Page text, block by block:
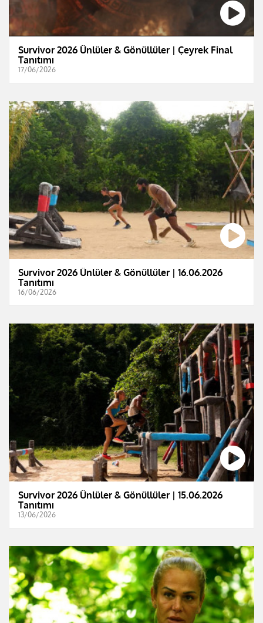
Survivor 2026 Ünlüler & Gönüllüler | Çeyrek Final
Tanıtımı
17/06/2026
Survivor 2026 Ünlüler & Gönüllüler | 16.06.2026
Tanıtımı
16/06/2026
Survivor 2026 Ünlüler & Gönüllüler | 15.06.2026
Tanıtımı
13/06/2026